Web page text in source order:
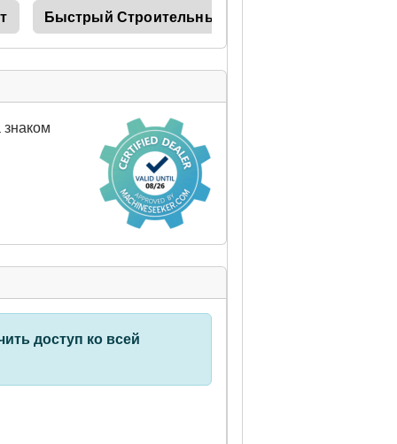
Быстрый Строительный Кран
доступ ко всей